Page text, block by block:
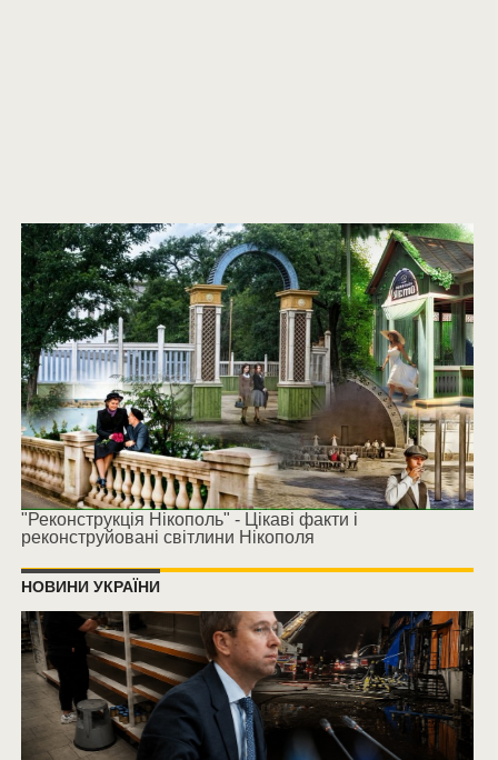
"Реконструкція Нікополь" - Цікаві факти і
реконструйовані світлини Нікополя
НОВИНИ УКРАЇНИ